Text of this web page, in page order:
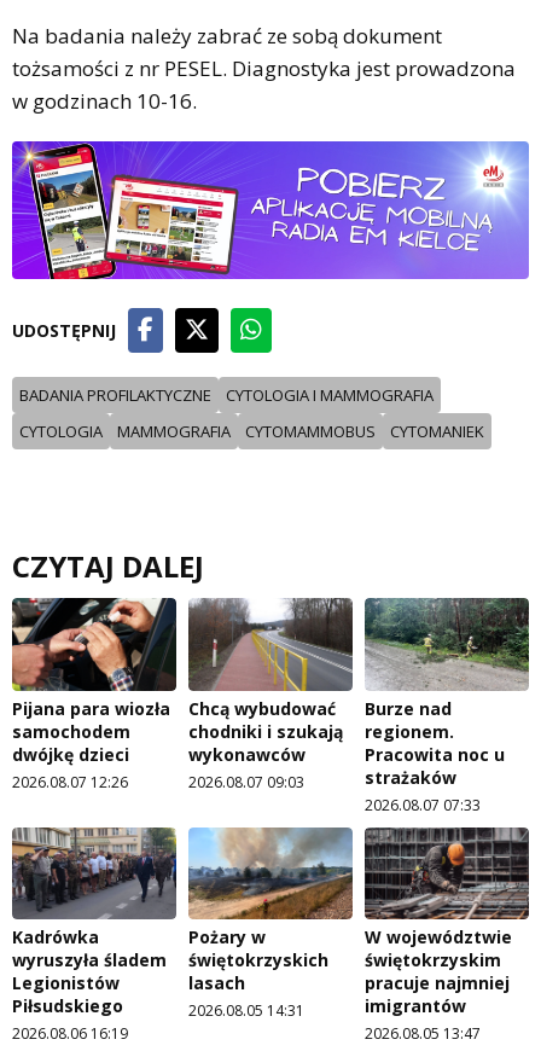
Na badania należy zabrać ze sobą dokument
tożsamości z nr PESEL. Diagnostyka jest prowadzona
w godzinach 10-16.
UDOSTĘPNIJ
BADANIA PROFILAKTYCZNE
CYTOLOGIA I MAMMOGRAFIA
CYTOLOGIA
MAMMOGRAFIA CYTOMAMMOBUS CYTOMANIEK
CZYTAJ DALEJ
Pijana para wiozła
samochodem
dwójkę dzieci
2026.08.07 12:26
Chcą wybudować
chodniki i szukają
wykonawców
2026.08.07 09:03
Burze nad
regionem.
Pracowita noc u
strażaków
2026.08.07 07:33
Kadrówka
wyruszyła śladem
Legionistów
Piłsudskiego
2026.08.06 16:19
Pożary w
świętokrzyskich
lasach
2026.08.05 14:31
W województwie
świętokrzyskim
pracuje najmniej
imigrantów
2026.08.05 13:47